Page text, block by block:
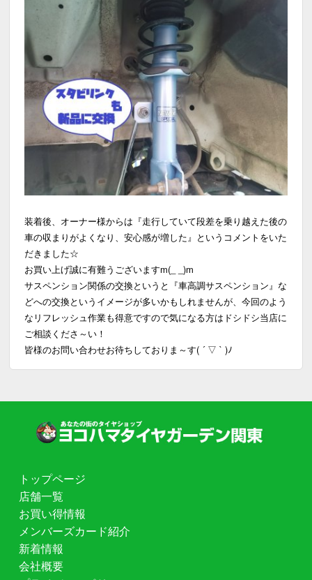
装着後、オーナー様からは『走行していて段差を乗り越えた後の
車の収まりがよくなり、安心感が増した』というコメントをいた
だきました☆
お買い上げ誠に有難うございますm(_ _)m
サスペンション関係の交換というと『車高調サスペンション』な
どへの交換というイメージが多いかもしれませんが、今回のよう
なリフレッシュ作業も得意ですので気になる方はドシドシ当店に
ご相談くださ～い！
皆様のお問い合わせお待ちしておりま～す( ´ ▽ ` )ﾉ
トップページ
店舗一覧
お買い得情報
メンバーズカード紹介
新着情報
会社概要